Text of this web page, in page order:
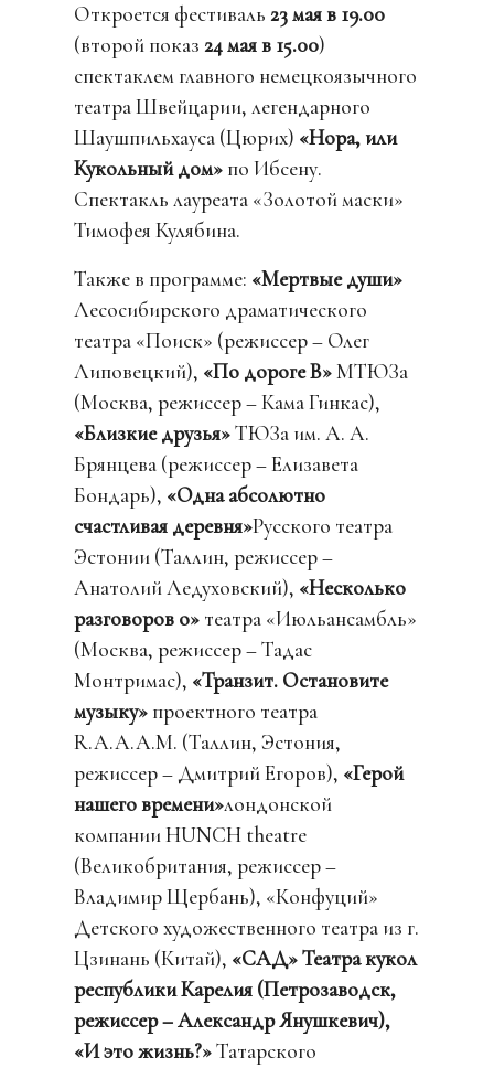
Откроется фестиваль23 мая в 19.00
(второй показ24 мая в 15.00)
спектаклем главного немецкоязычного
театра Швейцарии, легендарного
Шаушпильхауса (Цюрих) «Нора, или
Кукольный дом» по Ибсену.
Спектакль лауреата «Золотой маски»
Тимофея Кулябина.
Также в программе: «Мертвые души»
Лесосибирского драматического
театра «Поиск» (режиссер – Олег
Липовецкий), «По дороге В»МТЮЗа
(Москва, режиссер – Кама Гинкас),
«Близкие друзья»ТЮЗа им. А. А.
Брянцева (режиссер – Елизавета
Бондарь), «Одна абсолютно
счастливая деревня»Русского театра
Эстонии (Таллин, режиссер –
Анатолий Ледуховский), «Несколько
разговоров о» театра «Июльансамбль»
(Москва, режиссер – Тадас
Монтримас), «Транзит. Остановите
музыку» проектного театра
R.A.A.A.M. (Таллин, Эстония,
режиссер – Дмитрий Егоров), «Герой
нашего времени»лондонской
компании HUNCH theatre
(Великобритания, режиссер –
Владимир Щербань), «Конфуций»
Детского художественного театра из г.
Цзинань (Китай), «САД» Театра кукол
республики Карелия (Петрозаводск,
режиссер – Александр Янушкевич),
«И это жизнь?»Татарского